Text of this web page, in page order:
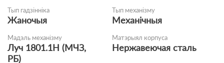
Тып гадзінніка
Жаночыя
Тып механізму
Механічныя
Мадэль механізму
Луч 1801.1Н (МЧЗ,
РБ)
Матэрыял корпуса
Нержавеючая сталь